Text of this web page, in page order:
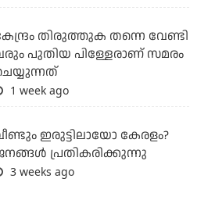
തിരുത്തുക തന്നെ വേണ്ടി
പുതിയ പിള്ളേരാണ് സമരം
1 week ago
ഇരുട്ടിലായോ കേരളം?
പ്രതികരിക്കുന്നു
3 weeks ago